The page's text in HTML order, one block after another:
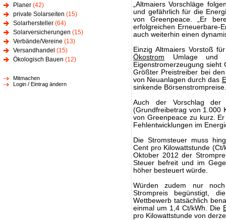
Planer (42)
private Solarseiten (15)
Solarhersteller (64)
Solarversicherungen (15)
Verbände/Vereine (13)
Versandhandel (15)
Ökologisch Bauen (12)
Mitmachen
Login / Eintrag ändern
„Altmaiers Vorschläge
und gefährlich für die
von Greenpeace. „Er
erfolgreichen Erneuerbare-
auch weiterhin einen
Einzig Altmaiers Vorstoß
Ökostrom Umlage und
Eigenstromerzeugung
Größter Preistreiber bei
von Neuanlagen durch das
sinkende
Auch der Vorschlag der
(Grundfreibetrag von 1.000
von Greenpeace zu kurz.
Fehlentwicklungen im
Die Stromsteuer muss
Cent pro Kilowattstunde
Oktober 2012 der
Steuer befreit und im
höher besteuert würde.
Würden zudem nur noch
Strompreis begünstigt,
Wettbewerb tatsächlich
einmal um 1,4 Ct/kWh. Die
pro Kilowattstunde von